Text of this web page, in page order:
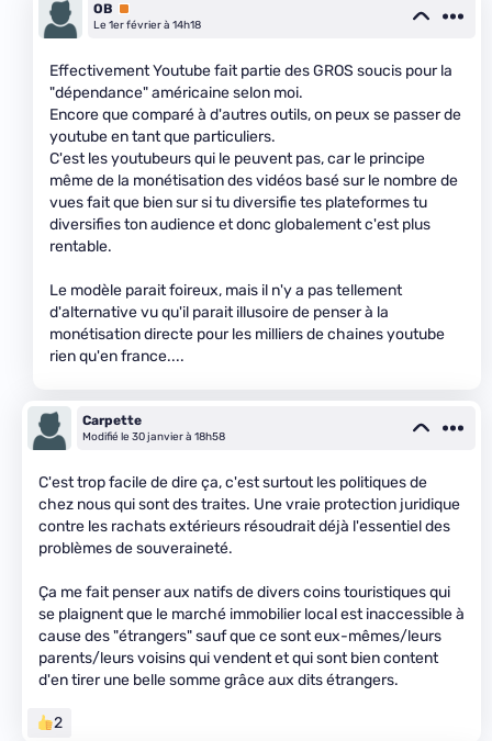
OB Premium
Le 1er février à 14h18
Effectivement Youtube fait partie des GROS soucis pour la
"dépendance" américaine selon moi.
Encore que comparé à d'autres outils, on peux se passer de
youtube en tant que particuliers.
C'est les youtubeurs qui le peuvent pas, car le principe
même de la monétisation des vidéos basé sur le nombre de
vues fait que bien sur si tu diversifie tes plateformes tu
diversifies ton audience et donc globalement c'est plus
rentable.
Le modèle parait foireux, mais il n'y a pas tellement
d'alternative vu qu'il parait illusoire de penser à la
monétisation directe pour les milliers de chaines youtube
rien qu'en france....
Carpette
Modifié le 30 janvier à 18h58
C'est trop facile de dire ça, c'est surtout les politiques de
chez nous qui sont des traites. Une vraie protection juridique
contre les rachats extérieurs résoudrait déjà l'essentiel des
problèmes de souveraineté.
Ça me fait penser aux natifs de divers coins touristiques qui
se plaignent que le marché immobilier local est inaccessible à
cause des "étrangers" sauf que ce sont eux-mêmes/leurs
parents/leurs voisins qui vendent et qui sont bien content
d'en tirer une belle somme grâce aux dits étrangers.
2